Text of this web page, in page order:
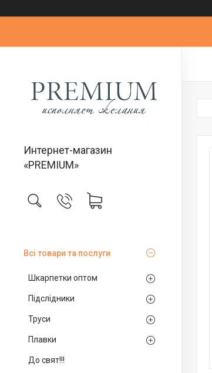
Интернет-магазин
«PREMIUM»
Всі товари та послуги
Шкарпетки оптом
Підслідники
Труси
Плавки
До свят!!!